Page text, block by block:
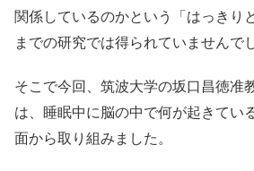
関係しているのかという「はっきり
までの研究では得られていませんで
そこで今回、筑波大学の坂口昌徳准
は、睡眠中に脳の中で何が起きてい
面から取り組みました。